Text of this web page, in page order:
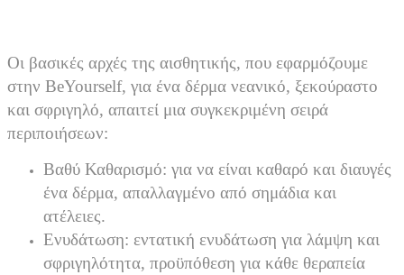
Οι βασικές αρχές της αισθητικής, που εφαρμόζουμε
στην BeYourself, για ένα δέρμα νεανικό, ξεκούραστο
και σφριγηλό, απαιτεί μια συγκεκριμένη σειρά
περιποιήσεων:
Βαθύ Καθαρισμό: για να είναι καθαρό και διαυγές
ένα δέρμα, απαλλαγμένο από σημάδια και
ατέλειες.
Ενυδάτωση: εντατική ενυδάτωση για λάμψη και
σφριγηλότητα, προϋπόθεση για κάθε θεραπεία